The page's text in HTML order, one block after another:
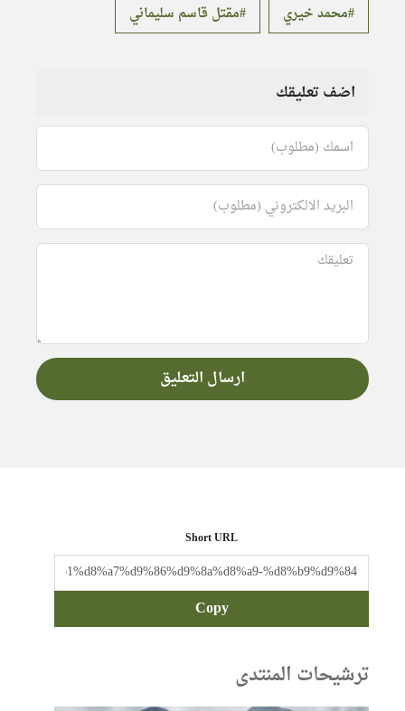
محمد خيري
مقتل قاسم سليماني
اضف تعليقك
Short URL
Copy
ترشيحات المنتدى